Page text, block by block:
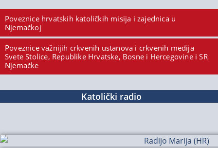
Poveznice hrvatskih katoličkih misija i zajednica u
Njemačkoj
Poveznice važnijih crkvenih ustanova i crkvenih medija
Svete Stolice, Republike Hrvatske, Bosne i Hercegovine i SR
Njemačke
Katolički radio